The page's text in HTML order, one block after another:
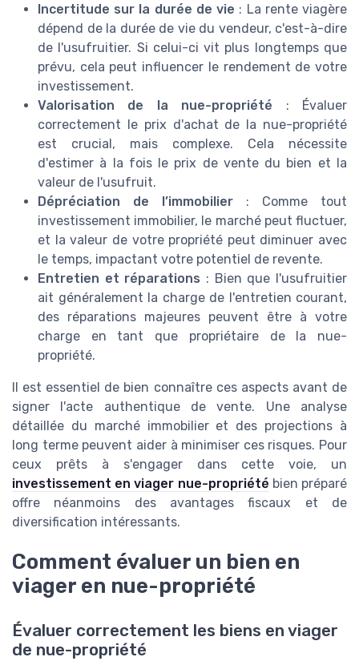
Incertitude sur la durée de vie : La rente viagère
dépend de la durée de vie du vendeur, c'est-à-dire
de l'usufruitier. Si celui-ci vit plus longtemps que
prévu, cela peut influencer le rendement de votre
investissement.
Valorisation de la nue-propriété : Évaluer
correctement le prix d'achat de la nue-propriété
est crucial, mais complexe. Cela nécessite
d'estimer à la fois le prix de vente du bien et la
valeur de l'usufruit.
Dépréciation de l’immobilier : Comme tout
investissement immobilier, le marché peut fluctuer,
et la valeur de votre propriété peut diminuer avec
le temps, impactant votre potentiel de revente.
Entretien et réparations : Bien que l'usufruitier
ait généralement la charge de l'entretien courant,
des réparations majeures peuvent être à votre
charge en tant que propriétaire de la nue-
propriété.
Il est essentiel de bien connaître ces aspects avant de
signer l'acte authentique de vente. Une analyse
détaillée du marché immobilier et des projections à
long terme peuvent aider à minimiser ces risques. Pour
ceux prêts à s'engager dans cette voie, un
investissement en viager nue-propriété bien préparé
offre néanmoins des avantages fiscaux et de
diversification intéressants.
Comment évaluer un bien en
viager en nue-propriété
Évaluer correctement les biens en viager
de nue-propriété